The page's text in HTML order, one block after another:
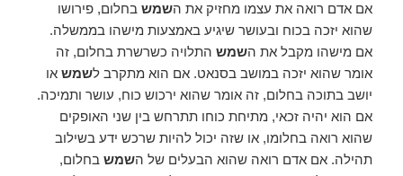
אם אדם רואה את עצמו מחזיק את השמש בחלום, פירושו
שהוא יזכה בכוח ובעושר שיגיע באמצעות מישהו בממשלה.
אם מישהו מקבל את השמש התלויה כשרשרת בחלום, זה
אומר שהוא יזכה במושב בסנאט. אם הוא מתקרב לשמש או
יושב בתוכה בחלום, זה אומר שהוא ירכוש כוח, עושר ותמיכה.
אם הוא יהיה זכאי, מתיחת כוחו תתרחש בין שני האופקים
שהוא רואה בחלומו, או שזה יכול להיות שרכש ידע בשילוב
תהילה. אם אדם רואה שהוא הבעלים של השמש בחלום,